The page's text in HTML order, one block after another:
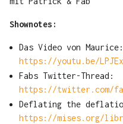
Shownotes:
Das Video von Maurice:
https://youtu.be/
Fabs Twitter-Thread:
https://twitter.com/
Deflating the
https://mises.org/